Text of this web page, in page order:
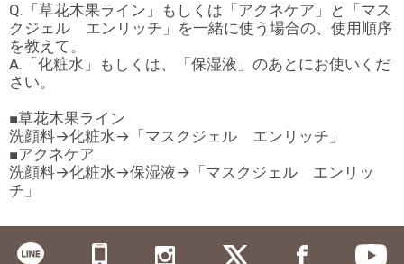
Q.「草花木果ライン」もしくは「アクネケア」と「マス
クジェル エンリッチ」を一緒に使う場合の、使用順序
を教えて。
A.「化粧水」もしくは、「保湿液」のあとにお使いくだ
さい。
■草花木果ライン
洗顔料→化粧水→「マスクジェル エンリッチ」
■アクネケア
洗顔料→化粧水→保湿液→「マスクジェル エンリッ
チ」